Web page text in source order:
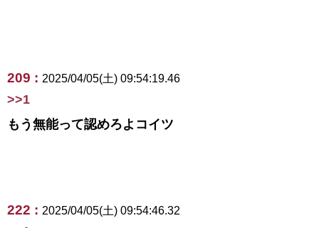
209 : 2025/04/05(土) 09:54:19.46
>>1
もう無能って認めろよコイツ
222 : 2025/04/05(土) 09:54:46.32